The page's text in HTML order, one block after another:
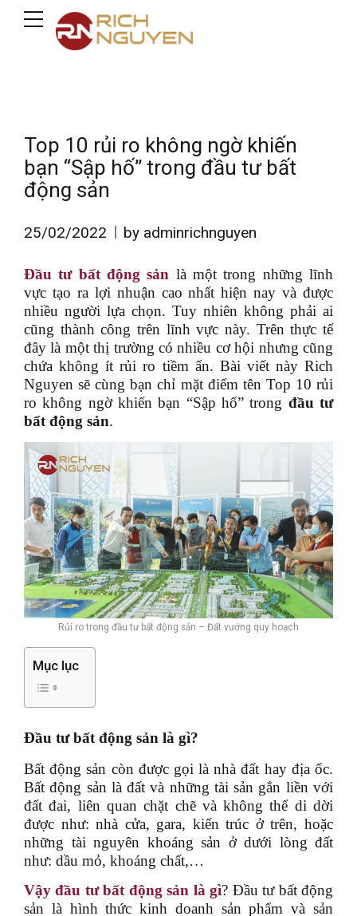
Top 10 rủi ro không ngờ khiến
bạn “Sập hố” trong đầu tư bất
động sản
25/02/2022 by adminrichnguyen
Đầu tư bất động sản là một trong những lĩnh
vực tạo ra lợi nhuận cao nhất hiện nay và được
nhiều người lựa chọn. Tuy nhiên không phải ai
cũng thành công trên lĩnh vực này. Trên thực tế
đây là một thị trường có nhiều cơ hội nhưng cũng
chứa không ít rủi ro tiềm ẩn. Bài viết này Rich
Nguyen sẽ cùng bạn chỉ mặt điểm tên Top 10 rủi
ro không ngờ khiến bạn “Sập hố” trong đầu tư
bất động sản.
Rủi ro trong đầu tư bất động sản – Đất vướng quy hoạch
Mục lục
Đầu tư bất động sản là gì?
Bất động sản còn được gọi là nhà đất hay địa ốc.
Bất động sản là đất và những tài sản gắn liền với
đất đai, liên quan chặt chẽ và không thể di dời
được như: nhà cửa, gara, kiến trúc ở trên, hoặc
những tài nguyên khoáng sản ở dưới lòng đất
như: dầu mỏ, khoáng chất,…
Vậy đầu tư bất động sản là gì? Đầu tư bất động
sản là hình thức kinh doanh sản phẩm và sản